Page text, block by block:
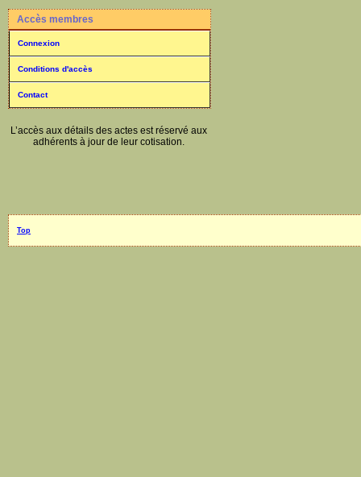
Accès membres
Connexion
Conditions d'accès
Contact
L’accès aux détails des actes est réservé aux
adhérents à jour de leur cotisation.
Top